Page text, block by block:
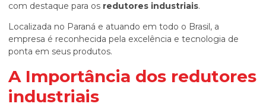
com destaque para os redutores industriais.
Localizada no Paraná e atuando em todo o Brasil, a
empresa é reconhecida pela excelência e tecnologia de
ponta em seus produtos.
A Importância dos redutores
industriais